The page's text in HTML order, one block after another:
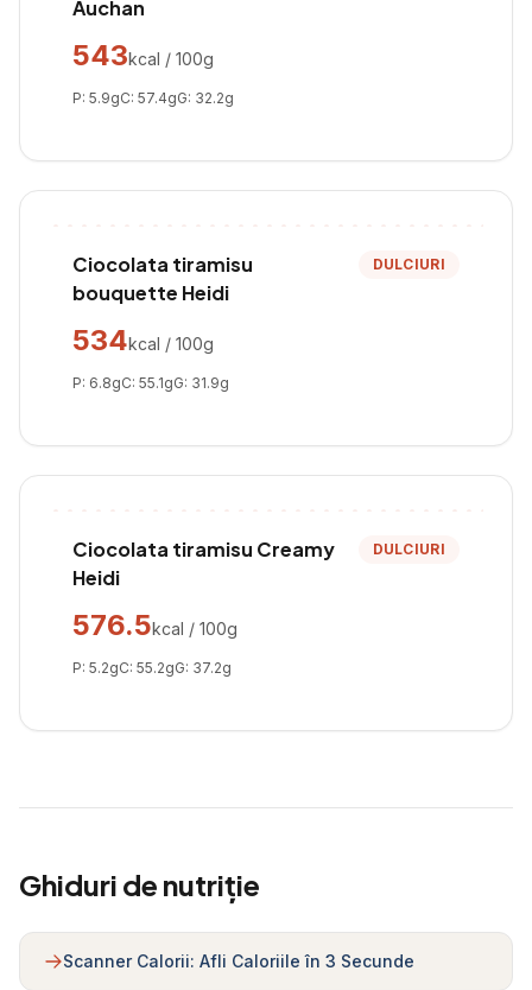
Auchan
543kcal / 100g
P: 5.9gC: 57.4gG: 32.2g
Ciocolata tiramisu
bouquette Heidi
DULCIURI
534kcal / 100g
P: 6.8gC: 55.1gG: 31.9g
Ciocolata tiramisu Creamy
Heidi
DULCIURI
576.5kcal / 100g
P: 5.2gC: 55.2gG: 37.2g
Ghiduri de nutriție
Scanner Calorii: Afli Caloriile în 3 Secunde